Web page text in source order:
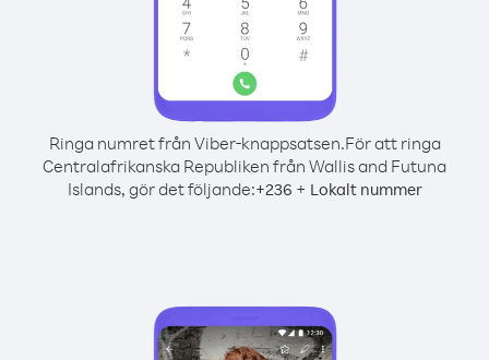
Ringa numret från Viber-knappsatsen.För att ringa
Centralafrikanska Republiken från Wallis and Futuna
Islands, gör det följande:+236 + Lokalt nummer